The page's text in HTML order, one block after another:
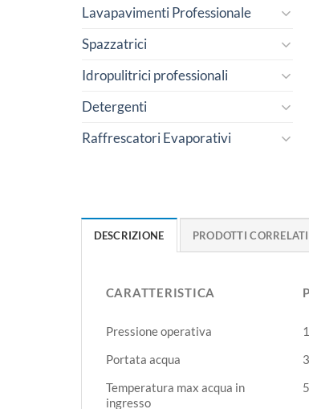
Lavapavimenti Professionale
Spazzatrici
Idropulitrici professionali
Detergenti
Raffrescatori Evaporativi
DESCRIZIONE PRODOTTI CORRELATI
CARATTERISTICA
Pressione operativa
Portata acqua
Temperatura max acqua in
ingresso